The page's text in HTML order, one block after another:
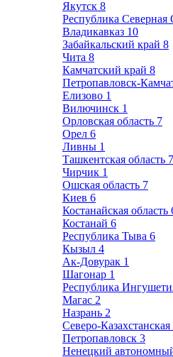
Якутск 8
Республика
Владикавказ 10
Забайкальский край 8
Чита 8
Камчатский край 8
Петропавловск-
Елизово 1
Вилючинск 1
Орловская область 7
Орел 6
Ливны 1
Ташкентская область 7
Чирчик 1
Ошская область 7
Киев 6
Костанайская область
Костанай 6
Республика Тыва 6
Кызыл 4
Ак-Довурак 1
Шагонар 1
Республика
Магас 2
Назрань 2
Северо-Казахстанская
Петропавловск 3
Ненецкий